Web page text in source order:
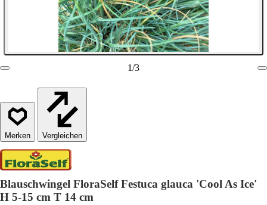
1/3
Vergleichen
Blauschwingel FloraSelf Festuca glauca 'Cool As Ice'
H 5-15 cm T 14 cm